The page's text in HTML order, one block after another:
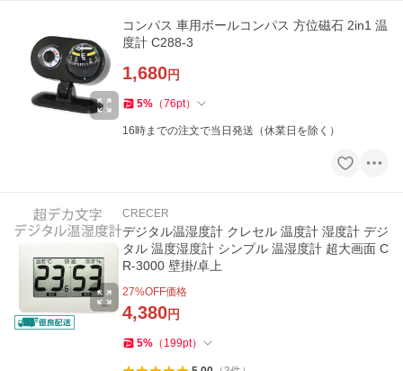
コンパス 車用ボールコンパス 方位磁石 2in1 温
度計 C288-3
1,680円
5% （76pt）
16時までの注文で当日発送（休業日を除く）
CRECER
デジタル温湿度計 クレセル 温度計 湿度計 デジ
タル 温度湿度計 シンプル 温湿度計 超大画面 C
R-3000 壁掛/卓上
27%OFF価格
4,380円
5% （ 199pt）